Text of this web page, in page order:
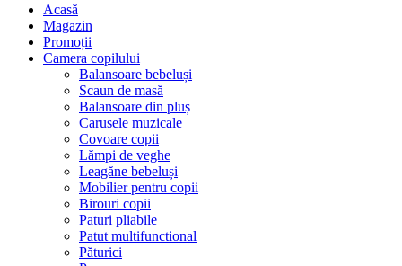
Acasă
Magazin
Promoții
Camera copilului
Balansoare bebeluși
Scaun de masă
Balansoare din pluș
Carusele muzicale
Covoare copii
Lămpi de veghe
Leagăne bebeluși
Mobilier pentru copii
Birouri copii
Paturi pliabile
Patut multifunctional
Păturici